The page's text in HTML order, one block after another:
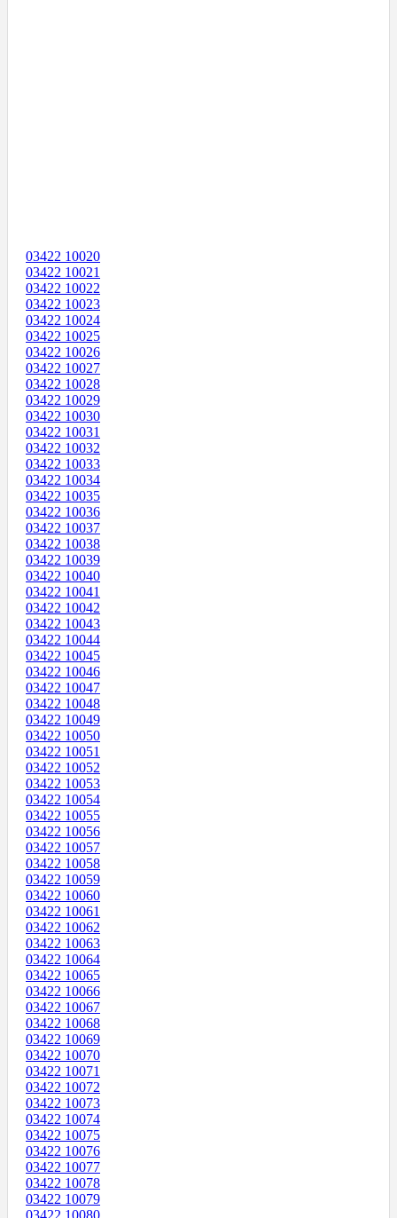
03422 10020
03422 10021
03422 10022
03422 10023
03422 10024
03422 10025
03422 10026
03422 10027
03422 10028
03422 10029
03422 10030
03422 10031
03422 10032
03422 10033
03422 10034
03422 10035
03422 10036
03422 10037
03422 10038
03422 10039
03422 10040
03422 10041
03422 10042
03422 10043
03422 10044
03422 10045
03422 10046
03422 10047
03422 10048
03422 10049
03422 10050
03422 10051
03422 10052
03422 10053
03422 10054
03422 10055
03422 10056
03422 10057
03422 10058
03422 10059
03422 10060
03422 10061
03422 10062
03422 10063
03422 10064
03422 10065
03422 10066
03422 10067
03422 10068
03422 10069
03422 10070
03422 10071
03422 10072
03422 10073
03422 10074
03422 10075
03422 10076
03422 10077
03422 10078
03422 10079
03422 10080